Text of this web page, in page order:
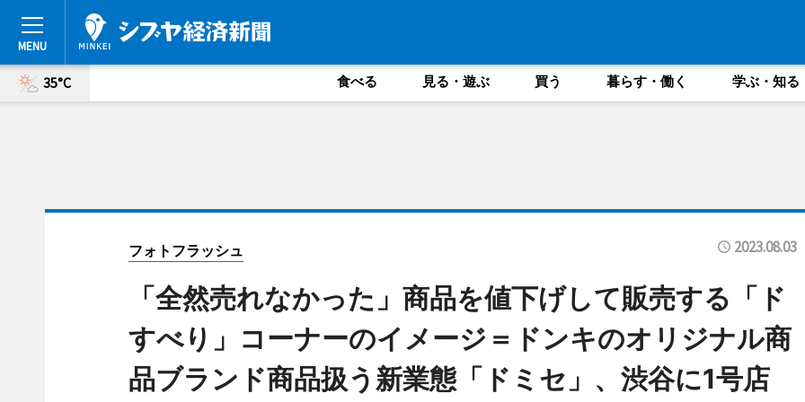
35°C 食べる 見る・遊ぶ 買う 暮らす・働く 学ぶ・知る
フォトフラッシュ 2023.08.03
「全然売れなかった」商品を値下げして販売する「ド
すべり」コーナーのイメージ＝ドンキのオリジナル商
品ブランド商品扱う新業態「ドミセ」、渋谷に1号店